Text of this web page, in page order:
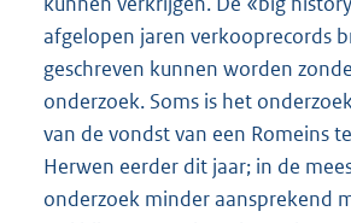
afgelopen jaren verkooprecords
geschreven kunnen worden
onderzoek. Soms is het
van de vondst van een Romeins
Herwen eerder dit jaar; in de
onderzoek minder aansprekend